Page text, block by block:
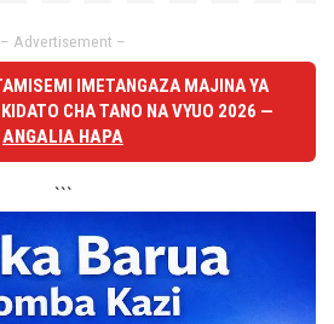
– Advertisement –
IMETANGAZA MAJINA YA
CHA TANO NA VYUO 2026 —
ANGALIA HAPA
```